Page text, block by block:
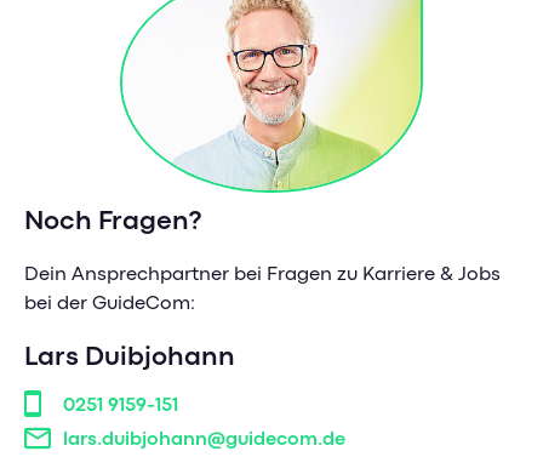
Noch Fragen?
Dein Ansprechpartner bei Fragen zu Karriere & Jobs
bei der GuideCom:
Lars Duibjohann
0251 9159-151
lars.duibjohann@guidecom.de